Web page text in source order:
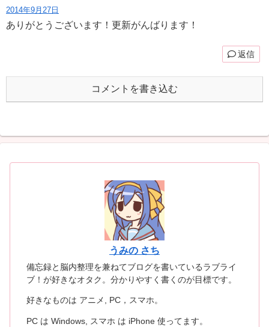
2014年9月27日
ありがとうございます！更新がんばります！
返信
コメントを書き込む
うみの さち
備忘録と脳内整理を兼ねてブログを書いているラブライ
ブ！が好きなオタク。分かりやすく書くのが目標です。
好きなものは アニメ, PC，スマホ。
PC は Windows, スマホ は iPhone 使ってます。